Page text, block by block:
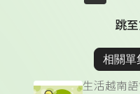
跳
相關單
生活越南